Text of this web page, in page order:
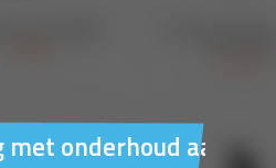
onderhoud aan